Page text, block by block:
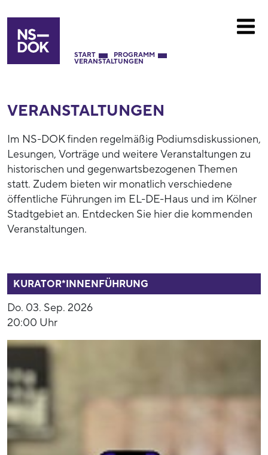
START PROGRAMM
VERANSTALTUNGEN
VERANSTALTUNGEN
Im NS-DOK finden regelmäßig Podiumsdiskussionen,
Lesungen, Vorträge und weitere Veranstaltungen zu
historischen und gegenwartsbezogenen Themen
statt. Zudem bieten wir monatlich verschiedene
öffentliche Führungen im EL-DE-Haus und im Kölner
Stadtgebiet an. Entdecken Sie hier die kommenden
Veranstaltungen.
KURATOR*INNENFÜHRUNG
Do. 03. Sep. 2026
20:00 Uhr